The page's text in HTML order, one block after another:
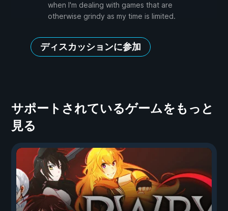
when I'm dealing with games that are
otherwise grindy as my time is limited.
ディスカッションに参加
サポートされているゲームをもっと
見る